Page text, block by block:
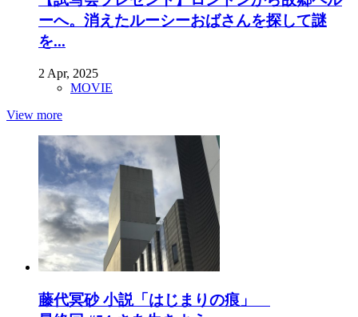
ーへ。消えたルーシーおばさんを探して謎
を...
2 Apr, 2025
MOVIE
View more
藤代冥砂 小説「はじまりの痕」